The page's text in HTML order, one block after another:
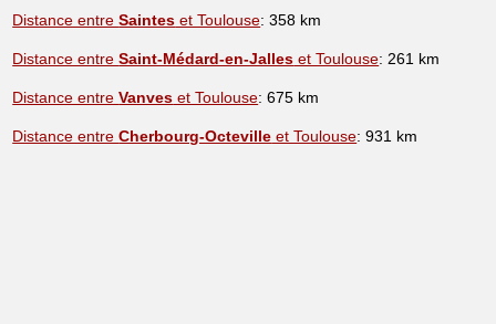
Distance entreSaintes et Toulouse: 358 km
Distance entreSaint-Médard-en-Jalles et Toulouse: 261 km
Distance entreVanves et Toulouse: 675 km
Distance entreCherbourg-Octeville et Toulouse: 931 km